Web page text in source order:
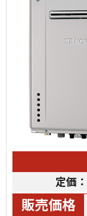
定価：
販売価格